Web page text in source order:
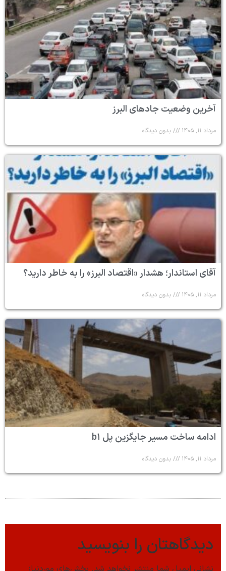
آخرین وضعیت جادهای البرز
مرداد ۱۱, ۱۴۰۵ بدون دیدگاه
آقای استاندار؛ هشدار «اقتصاد البرز» را به خاطر دارید؟
مرداد ۱۱, ۱۴۰۵ بدون دیدگاه
ادامه ساخت مسیر جایگزین پل b۱
مرداد ۱۱, ۱۴۰۵ بدون دیدگاه
دیدگاهتان را بنویسید